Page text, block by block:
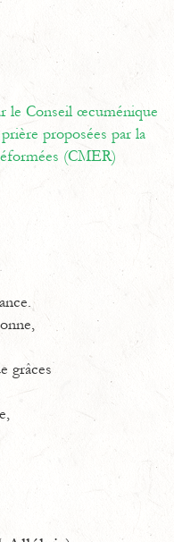
le Conseil œcuménique
proposées par la
(CMER)
grâces